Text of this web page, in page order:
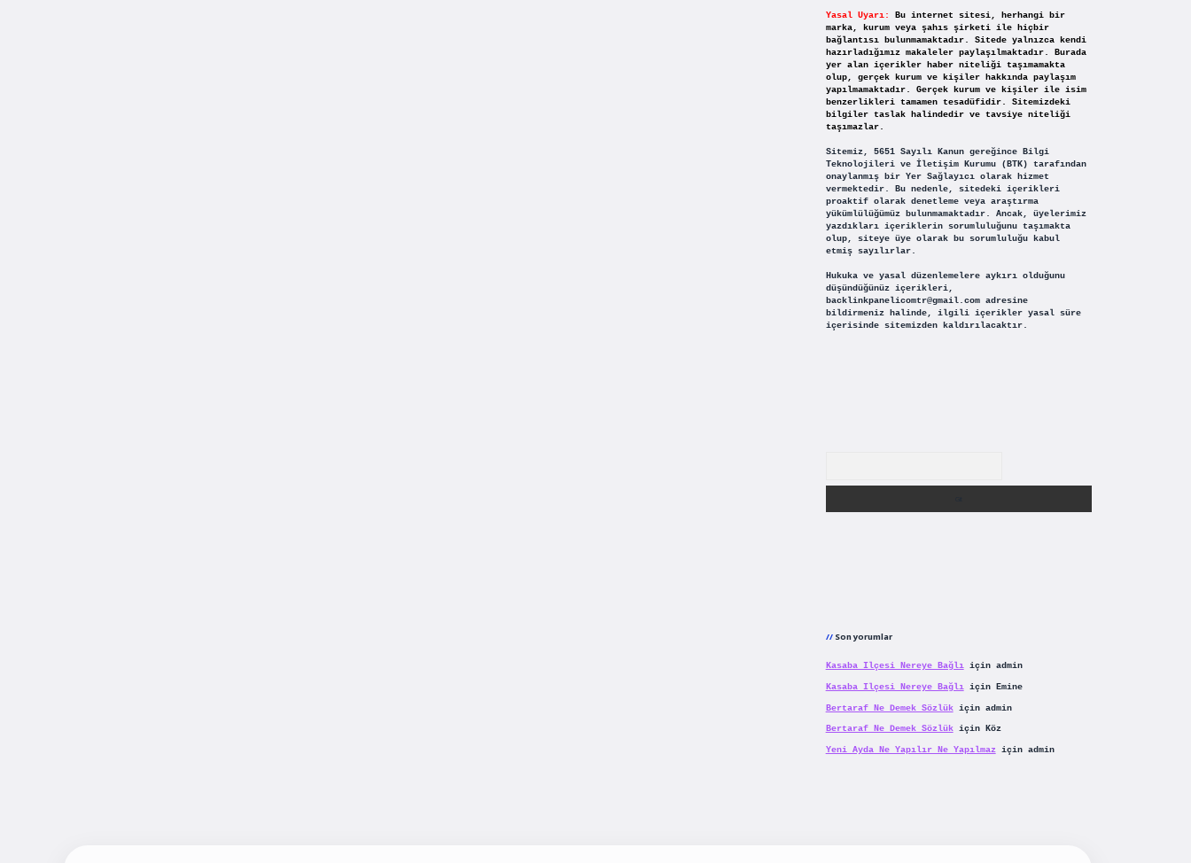
Yasal Uyarı:
Bu internet sitesi, herhangi bir
marka, kurum veya şahıs şirketi ile hiçbir
bağlantısı bulunmamaktadır. Sitede yalnızca kendi
hazırladığımız makaleler paylaşılmaktadır. Burada
yer alan içerikler haber niteliği taşımamakta
olup, gerçek kurum ve kişiler hakkında paylaşım
yapılmamaktadır. Gerçek kurum ve kişiler ile isim
benzerlikleri tamamen tesadüfidir. Sitemizdeki
bilgiler taslak halindedir ve tavsiye niteliği
taşımazlar.
Sitemiz, 5651 Sayılı Kanun gereğince Bilgi
Teknolojileri ve İletişim Kurumu (BTK) tarafından
onaylanmış bir Yer Sağlayıcı olarak hizmet
vermektedir. Bu nedenle, sitedeki içerikleri
proaktif olarak denetleme veya araştırma
yükümlülüğümüz bulunmamaktadır. Ancak, üyelerimiz
yazdıkları içeriklerin sorumluluğunu taşımakta
olup, siteye üye olarak bu sorumluluğu kabul
etmiş sayılırlar.
Hukuka ve yasal düzenlemelere aykırı olduğunu
düşündüğünüz içerikleri,
backlinkpanelicomtr@gmail.comadresine
bildirmeniz halinde, ilgili içerikler yasal süre
içerisinde sitemizden kaldırılacaktır.
Son yorumlar
Kasaba Ilçesi Nereye Bağlıiçin admin
Kasaba Ilçesi Nereye Bağlıiçin Emine
Bertaraf Ne Demek Sözlükiçin admin
Bertaraf Ne Demek Sözlükiçin Köz
Yeni Ayda Ne Yapılır Ne Yapılmaziçin admin